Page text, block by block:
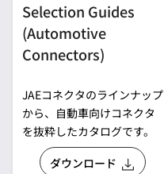
Selection Guides
(Automotive
Connectors)
JAEコネクタのラインナップ
から、自動車向けコネクタ
を抜粋したカタログです。
ダウンロード